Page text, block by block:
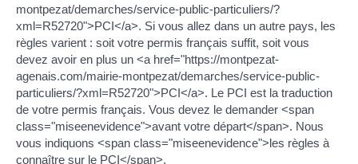
montpezat/demarches/service-public-particuliers/?
xml=R52720">PCI</a>. Si vous allez dans un autre pays, les
règles varient : soit votre permis français suffit, soit vous
devez avoir en plus un <a href="https://montpezat-
agenais.com/mairie-montpezat/demarches/service-public-
particuliers/?xml=R52720">PCI</a>. Le PCI est la traduction
de votre permis français. Vous devez le demander <span
class="miseenevidence">avant votre départ</span>. Nous
vous indiquons <span class="miseenevidence">les règles à
connaître sur le PCI</span>.